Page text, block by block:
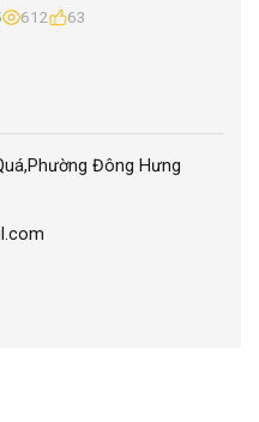
612 63
Đông Hưng